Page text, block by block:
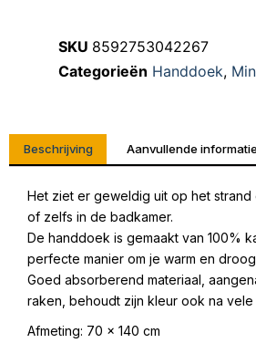
SKU 8592753042267
Categorieën Handdoek,
Beschrijving Aanvullende informatie
Het ziet er geweldig uit op het strand
of zelfs in de badkamer.
De handdoek is gemaakt van 100%
perfecte manier om je warm en
Goed absorberend materiaal,
raken, behoudt zijn kleur ook na vele
Afmeting: 70 x 140 cm